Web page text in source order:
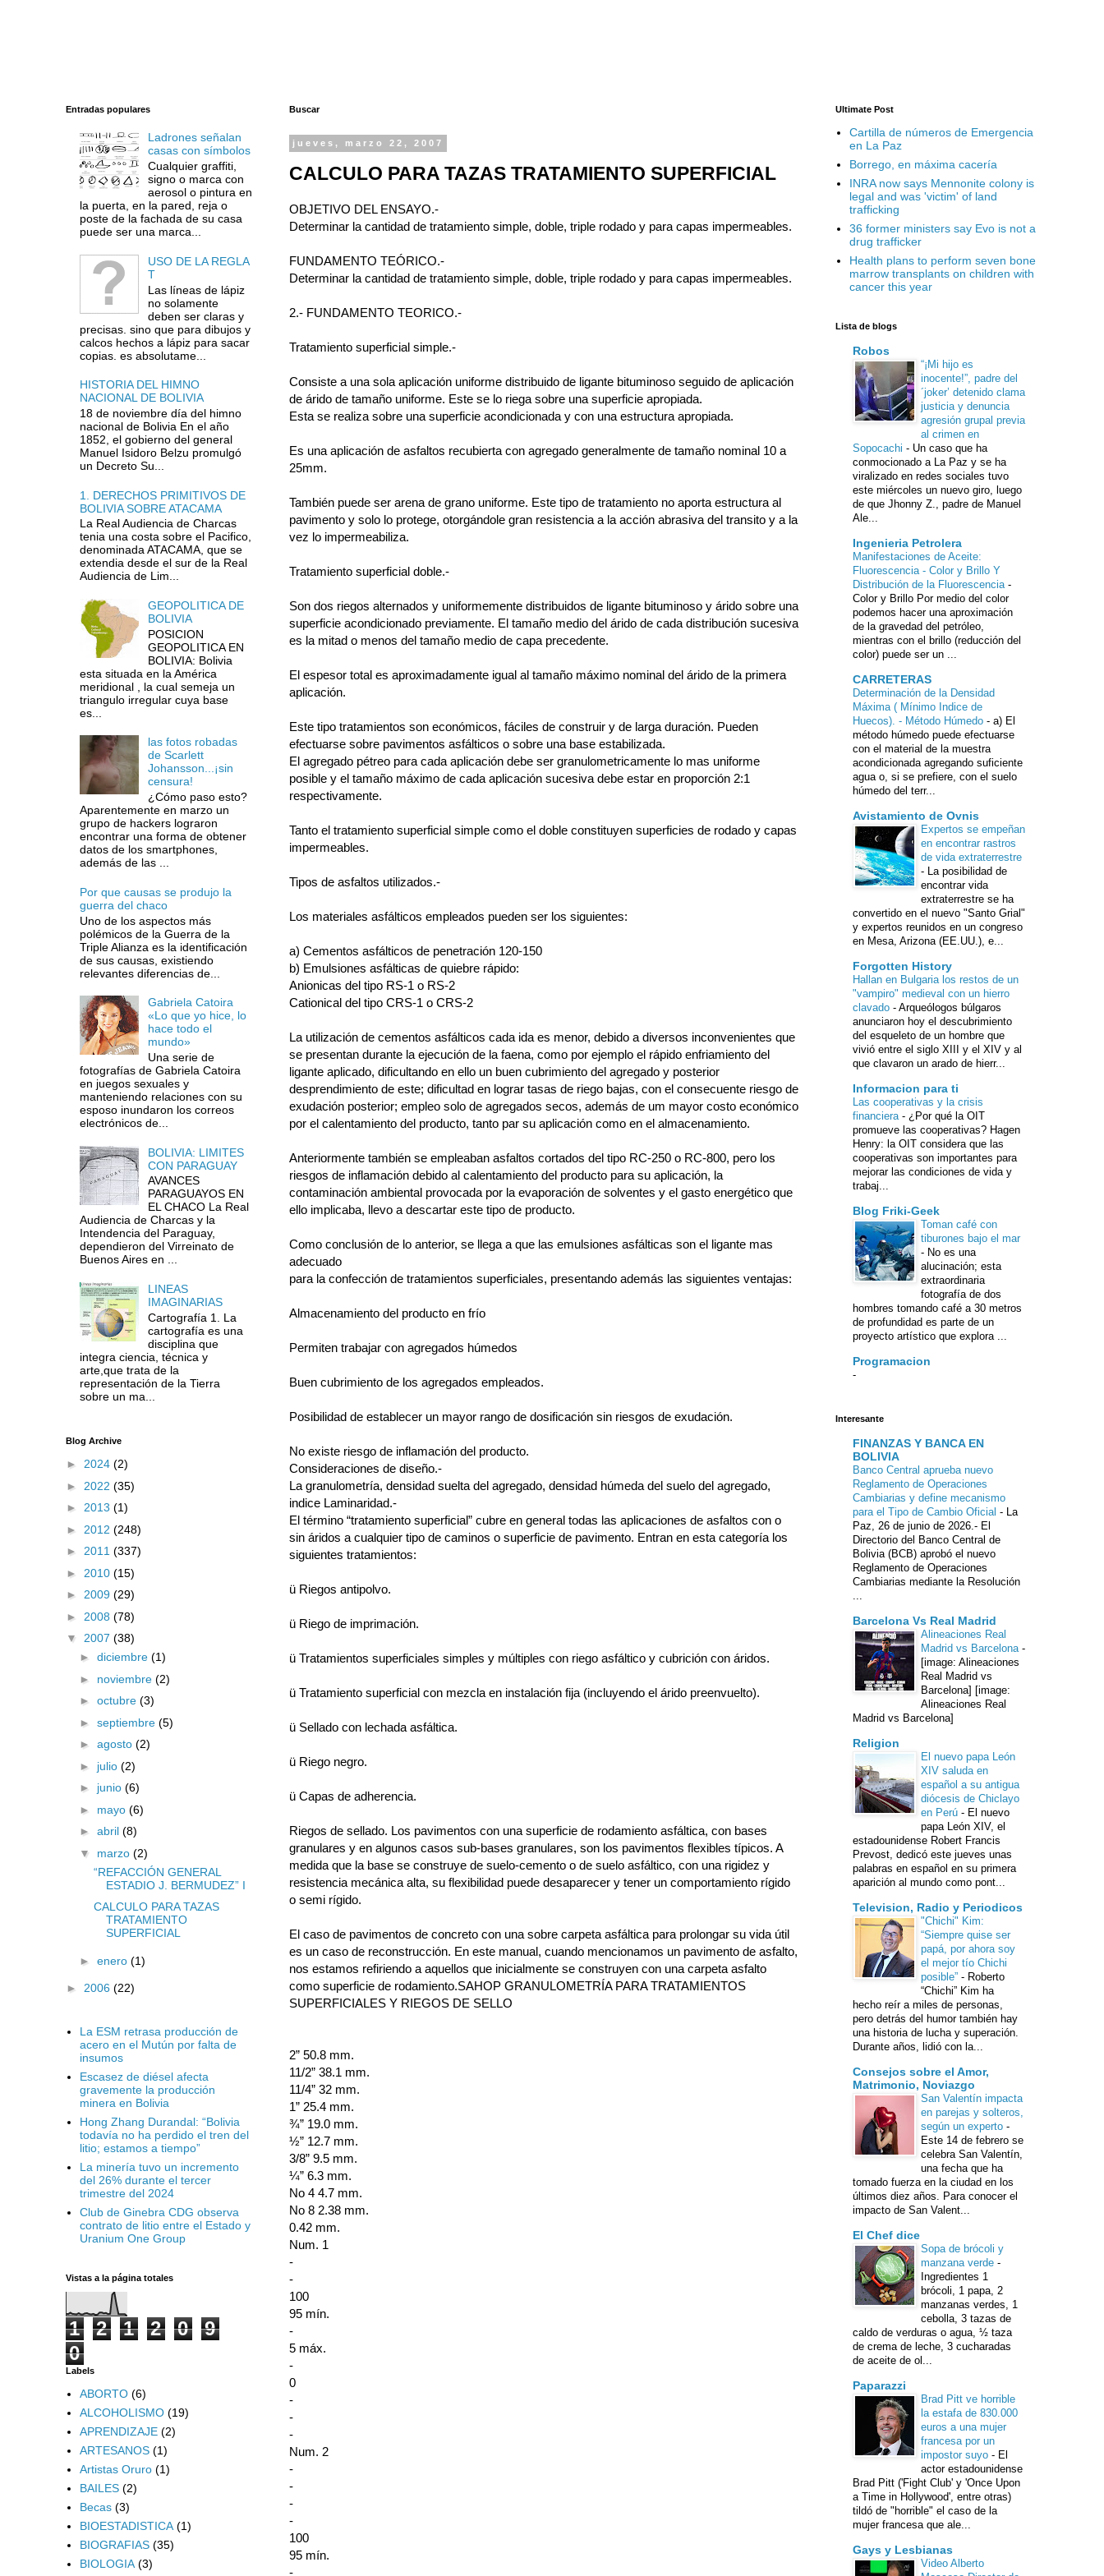
Buscar
jueves, marzo 22, 2007
CALCULO PARA TAZAS TRATAMIENTO SUPERFICIAL
OBJETIVO DEL ENSAYO.-
Determinar la cantidad de tratamiento simple, doble, triple rodado y para capas impermeables.
FUNDAMENTO TEÓRICO.-
Determinar la cantidad de tratamiento simple, doble, triple rodado y para capas impermeables.
2.- FUNDAMENTO TEORICO.-
Tratamiento superficial simple.-
Consiste a una sola aplicación uniforme distribuido de ligante bituminoso seguido de aplicación
de árido de tamaño uniforme. Este se lo riega sobre una superficie apropiada.
Esta se realiza sobre una superficie acondicionada y con una estructura apropiada.
Es una aplicación de asfaltos recubierta con agregado generalmente de tamaño nominal 10 a
25mm.
También puede ser arena de grano uniforme. Este tipo de tratamiento no aporta estructura al
pavimento y solo lo protege, otorgándole gran resistencia a la acción abrasiva del transito y a la
vez lo impermeabiliza.
Tratamiento superficial doble.-
Son dos riegos alternados y uniformemente distribuidos de ligante bituminoso y árido sobre una
superficie acondicionado previamente. El tamaño medio del árido de cada distribución sucesiva
es la mitad o menos del tamaño medio de capa precedente.
El espesor total es aproximadamente igual al tamaño máximo nominal del árido de la primera
aplicación.
Este tipo tratamientos son económicos, fáciles de construir y de larga duración. Pueden
efectuarse sobre pavimentos asfálticos o sobre una base estabilizada.
El agregado pétreo para cada aplicación debe ser granulometricamente lo mas uniforme
posible y el tamaño máximo de cada aplicación sucesiva debe estar en proporción 2:1
respectivamente.
Tanto el tratamiento superficial simple como el doble constituyen superficies de rodado y capas
impermeables.
Tipos de asfaltos utilizados.-
Los materiales asfálticos empleados pueden ser los siguientes:
a) Cementos asfálticos de penetración 120-150
b) Emulsiones asfálticas de quiebre rápido:
Anionicas del tipo RS-1 o RS-2
Cationical del tipo CRS-1 o CRS-2
La utilización de cementos asfálticos cada ida es menor, debido a diversos inconvenientes que
se presentan durante la ejecución de la faena, como por ejemplo el rápido enfriamiento del
ligante aplicado, dificultando en ello un buen cubrimiento del agregado y posterior
desprendimiento de este; dificultad en lograr tasas de riego bajas, con el consecuente riesgo de
exudación posterior; empleo solo de agregados secos, además de um mayor costo económico
por el calentamiento del producto, tanto par su aplicación como en el almacenamiento.
Anteriormente también se empleaban asfaltos cortados del tipo RC-250 o RC-800, pero los
riesgos de inflamación debido al calentamiento del producto para su aplicación, la
contaminación ambiental provocada por la evaporación de solventes y el gasto energético que
ello implicaba, llevo a descartar este tipo de producto.
Como conclusión de lo anterior, se llega a que las emulsiones asfálticas son el ligante mas
adecuado
para la confección de tratamientos superficiales, presentando además las siguientes ventajas:
Almacenamiento del producto en frío
Permiten trabajar con agregados húmedos
Buen cubrimiento de los agregados empleados.
Posibilidad de establecer un mayor rango de dosificación sin riesgos de exudación.
No existe riesgo de inflamación del producto.
Consideraciones de diseño.-
La granulometría, densidad suelta del agregado, densidad húmeda del suelo del agregado,
indice Laminaridad.-
El término “tratamiento superficial” cubre en general todas las aplicaciones de asfaltos con o
sin áridos a cualquier tipo de caminos o superficie de pavimento. Entran en esta categoría los
siguientes tratamientos:
ü Riegos antipolvo.
ü Riego de imprimación.
ü Tratamientos superficiales simples y múltiples con riego asfáltico y cubrición con áridos.
ü Tratamiento superficial con mezcla en instalación fija (incluyendo el árido preenvuelto).
ü Sellado con lechada asfáltica.
ü Riego negro.
ü Capas de adherencia.
Riegos de sellado. Los pavimentos con una superficie de rodamiento asfáltica, con bases
granulares y en algunos casos sub-bases granulares, son los pavimentos flexibles típicos. A
medida que la base se construye de suelo-cemento o de suelo asfáltico, con una rigidez y
resistencia mecánica alta, su flexibilidad puede desaparecer y tener un comportamiento rígido
o semi rígido.
El caso de pavimentos de concreto con una sobre carpeta asfáltica para prolongar su vida útil
es un caso de reconstrucción. En este manual, cuando mencionamos un pavimento de asfalto,
nos estamos refiriendo a aquellos que inicialmente se construyen con una carpeta asfalto
como superficie de rodamiento.SAHOP GRANULOMETRÍA PARA TRATAMIENTOS
SUPERFICIALES Y RIEGOS DE SELLO
2” 50.8 mm.
11/2” 38.1 mm.
11/4” 32 mm.
1” 25.4 mm.
¾” 19.0 mm.
½” 12.7 mm.
3/8” 9.5 mm.
¼” 6.3 mm.
No 4 4.7 mm.
No 8 2.38 mm.
0.42 mm.
Num. 1
-
-
100
95 mín.
-
5 máx.
-
0
-
-
-
Num. 2
-
-
-
-
100
95 mín.
-
Entradas populares
Ladrones señalan
casas con símbolos
Cualquier graffiti,
signo o marca con
aerosol o pintura en
la puerta, en la pared, reja o
poste de la fachada de su casa
puede ser una marca...
USO DE LA REGLA
T
Las líneas de lápiz
no solamente
deben ser claras y
precisas. sino que para dibujos y
calcos hechos a lápiz para sacar
copias. es absolutame...
HISTORIA DEL HIMNO
NACIONAL DE BOLIVIA
18 de noviembre día del himno
nacional de Bolivia En el año
1852, el gobierno del general
Manuel Isidoro Belzu promulgó
un Decreto Su...
1. DERECHOS PRIMITIVOS DE
BOLIVIA SOBRE ATACAMA
La Real Audiencia de Charcas
tenia una costa sobre el Pacifico,
denominada ATACAMA, que se
extendia desde el sur de la Real
Audiencia de Lim...
GEOPOLITICA DE
BOLIVIA
POSICION
GEOPOLITICA EN
BOLIVIA: Bolivia
esta situada en la América
meridional , la cual semeja un
triangulo irregular cuya base
es...
las fotos robadas
de Scarlett
Johansson...¡sin
censura!
¿Cómo paso esto?
Aparentemente en marzo un
grupo de hackers lograron
encontrar una forma de obtener
datos de los smartphones,
además de las ...
Por que causas se produjo la
guerra del chaco
Uno de los aspectos más
polémicos de la Guerra de la
Triple Alianza es la identificación
de sus causas, existiendo
relevantes diferencias de...
Gabriela Catoira
«Lo que yo hice, lo
hace todo el
mundo»
Una serie de
fotografías de Gabriela Catoira
en juegos sexuales y
manteniendo relaciones con su
esposo inundaron los correos
electrónicos de...
BOLIVIA: LIMITES
CON PARAGUAY
AVANCES
PARAGUAYOS EN
EL CHACO La Real
Audiencia de Charcas y la
Intendencia del Paraguay,
dependieron del Virreinato de
Buenos Aires en ...
LINEAS
IMAGINARIAS
Cartografía 1. La
cartografía es una
disciplina que
integra ciencia, técnica y
arte,que trata de la
representación de la Tierra
sobre un ma...
Blog Archive
► 2024 (2)
► 2022 (35)
► 2013 (1)
► 2012 (248)
► 2011 (337)
► 2010 (15)
► 2009 (29)
► 2008 (78)
▼ 2007 (38)
►diciembre(1)
► noviembre(2)
►octubre(3)
►septiembre(5)
►agosto(2)
► julio(2)
► junio(6)
► mayo(6)
►abril(8)
▼ marzo(2)
“REFACCIÓN GENERAL
ESTADIO J. BERMUDEZ” I
CALCULO PARA TAZAS
TRATAMIENTO
SUPERFICIAL
►enero(1)
► 2006 (22)
La ESM retrasa producción de
acero en el Mutún por falta de
insumos
Escasez de diésel afecta
gravemente la producción
minera en Bolivia
Hong Zhang Durandal: “Bolivia
todavía no ha perdido el tren del
litio; estamos a tiempo”
La minería tuvo un incremento
del 26% durante el tercer
trimestre del 2024
Club de Ginebra CDG observa
contrato de litio entre el Estado y
Uranium One Group
Vistas a la página totales
1 2 1 2 0
9
0
Labels
ABORTO (6)
ALCOHOLISMO (19)
APRENDIZAJE (2)
ARTESANOS (1)
Artistas Oruro (1)
BAILES (2)
Becas (3)
BIOESTADISTICA (1)
BIOGRAFIAS (35)
BIOLOGIA (3)
Ultimate Post
Cartilla de números de Emergencia
en La Paz
Borrego, en máxima cacería
INRA now says Mennonite colony is
legal and was 'victim' of land
trafficking
36 former ministers say Evo is not a
drug trafficker
Health plans to perform seven bone
marrow transplants on children with
cancer this year
Lista de blogs
Robos
“¡Mi hijo es
inocente!”, padre del
´joker’ detenido clama
justicia y denuncia
agresión grupal previa
al crimen en
Sopocachi - Un caso que ha
conmocionado a La Paz y se ha
viralizado en redes sociales tuvo
este miércoles un nuevo giro, luego
de que Jhonny Z., padre de Manuel
Ale...
Ingenieria Petrolera
Manifestaciones de Aceite:
Fluorescencia - Color y Brillo Y
Distribución de la Fluorescencia -
Color y Brillo Por medio del color
podemos hacer una aproximación
de la gravedad del petróleo,
mientras con el brillo (reducción del
color) puede ser un ...
CARRETERAS
Determinación de la Densidad
Máxima ( Mínimo Indice de
Huecos). - Método Húmedo - a) El
método húmedo puede efectuarse
con el material de la muestra
acondicionada agregando suficiente
agua o, si se prefiere, con el suelo
húmedo del terr...
Avistamiento de Ovnis
Expertos se empeñan
en encontrar rastros
de vida extraterrestre
- La posibilidad de
encontrar vida
extraterrestre se ha
convertido en el nuevo "Santo Grial"
y expertos reunidos en un congreso
en Mesa, Arizona (EE.UU.), e...
Forgotten History
Hallan en Bulgaria los restos de un
"vampiro" medieval con un hierro
clavado - Arqueólogos búlgaros
anunciaron hoy el descubrimiento
del esqueleto de un hombre que
vivió entre el siglo XIII y el XIV y al
que clavaron un arado de hierr...
Informacion para ti
Las cooperativas y la crisis
financiera - ¿Por qué la OIT
promueve las cooperativas? Hagen
Henry: la OIT considera que las
cooperativas son importantes para
mejorar las condiciones de vida y
trabaj...
Blog Friki-Geek
Toman café con
tiburones bajo el mar
- No es una
alucinación; esta
extraordinaria
fotografía de dos
hombres tomando café a 30 metros
de profundidad es parte de un
proyecto artístico que explora ...
Programacion
-
Interesante
FINANZAS Y BANCA EN
BOLIVIA
Banco Central aprueba nuevo
Reglamento de Operaciones
Cambiarias y define mecanismo
para el Tipo de Cambio Oficial - La
Paz, 26 de junio de 2026.- El
Directorio del Banco Central de
Bolivia (BCB) aprobó el nuevo
Reglamento de Operaciones
Cambiarias mediante la Resolución
...
Barcelona Vs Real Madrid
Alineaciones Real
Madrid vs Barcelona -
[image: Alineaciones
Real Madrid vs
Barcelona] [image:
Alineaciones Real
Madrid vs Barcelona]
Religion
El nuevo papa León
XIV saluda en
español a su antigua
diócesis de Chiclayo
en Perú - El nuevo
papa León XIV, el
estadounidense Robert Francis
Prevost, dedicó este jueves unas
palabras en español en su primera
aparición al mundo como pont...
Television, Radio y Periodicos
"Chichi" Kim:
“Siempre quise ser
papá, por ahora soy
el mejor tío Chichi
posible” - Roberto
“Chichi” Kim ha
hecho reír a miles de personas,
pero detrás del humor también hay
una historia de lucha y superación.
Durante años, lidió con la...
Consejos sobre el Amor,
Matrimonio, Noviazgo
San Valentín impacta
en parejas y solteros,
según un experto -
Este 14 de febrero se
celebra San Valentín,
una fecha que ha
tomado fuerza en la ciudad en los
últimos diez años. Para conocer el
impacto de San Valent...
El Chef dice
Sopa de brócoli y
manzana verde -
Ingredientes 1
brócoli, 1 papa, 2
manzanas verdes, 1
cebolla, 3 tazas de
caldo de verduras o agua, ½ taza
de crema de leche, 3 cucharadas
de aceite de ol...
Paparazzi
Brad Pitt ve horrible
la estafa de 830.000
euros a una mujer
francesa por un
impostor suyo - El
actor estadounidense
Brad Pitt ('Fight Club' y 'Once Upon
a Time in Hollywood', entre otras)
tildó de "horrible" el caso de la
mujer francesa que ale...
Gays y Lesbianas
Video Alberto